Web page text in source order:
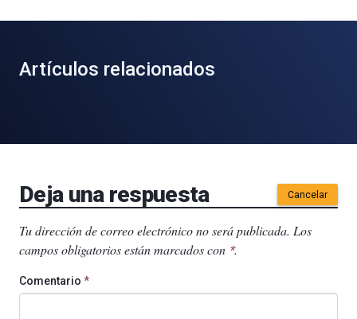
Artículos relacionados
Deja una respuesta Cancelar
Tu dirección de correo electrónico no será publicada. Los
campos obligatorios están marcados con *.
Comentario *